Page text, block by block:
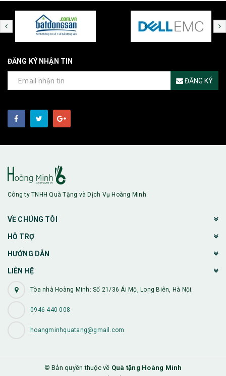
ĐĂNG KÝ NHẬN TIN
ĐĂNG KÝ
Công ty TNHH Quà Tặng và Dịch Vụ Hoàng Minh.
VỀ CHÚNG TÔI
HỖ TRỢ
HƯỚNG DẪN
LIÊN HỆ
Tòa nhà Hoàng Minh: Số 21/36 Ái Mộ, Long Biên, Hà Nội.
0946 440 008
hoangminhquatang@gmail.com
© Bản quyền thuộc về Quà tặng Hoàng Minh